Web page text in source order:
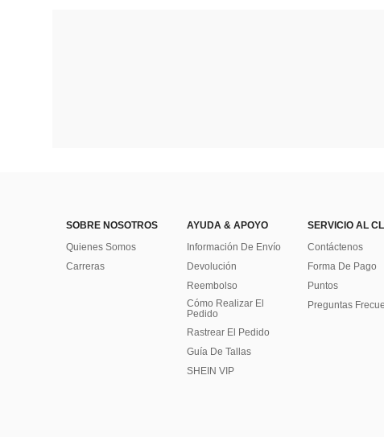
SOBRE NOSOTROS
Quienes Somos
Carreras
AYUDA & APOYO
Información De Envío
Devolución
Reembolso
Cómo Realizar El
Pedido
Rastrear El Pedido
Guía De Tallas
SHEIN VIP
SERVICIO AL
Contáctenos
Forma De Pago
Puntos
Preguntas